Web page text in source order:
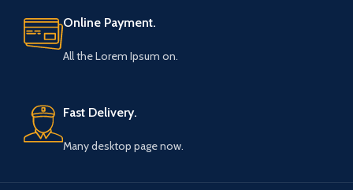
Online Payment.
All the Lorem Ipsum on.
Fast Delivery.
Many desktop page now.